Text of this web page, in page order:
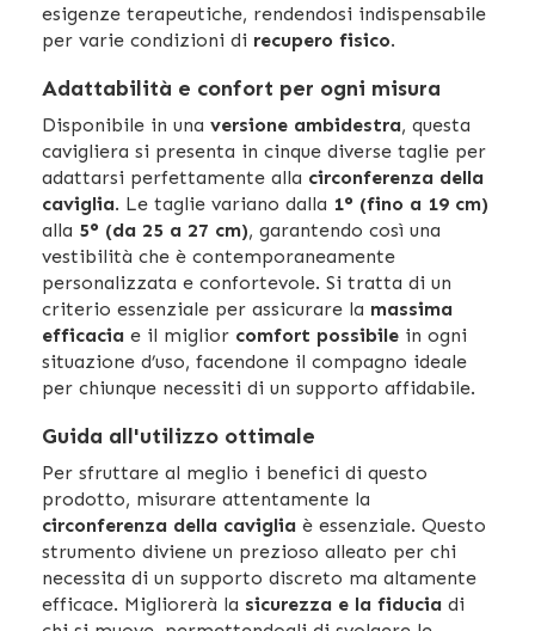
esigenze terapeutiche, rendendosi indispensabile
per varie condizioni di recupero fisico.
Adattabilità e confort per ogni misura
Disponibile in una versione ambidestra, questa
cavigliera si presenta in cinque diverse taglie per
adattarsi perfettamente alla circonferenza della
caviglia. Le taglie variano dalla 1° (fino a 19 cm)
alla 5° (da 25 a 27 cm), garantendo così una
vestibilità che è contemporaneamente
personalizzata e confortevole. Si tratta di un
criterio essenziale per assicurare la massima
efficacia e il miglior comfort possibile in ogni
situazione d’uso, facendone il compagno ideale
per chiunque necessiti di un supporto affidabile.
Guida all'utilizzo ottimale
Per sfruttare al meglio i benefici di questo
prodotto, misurare attentamente la
circonferenza della caviglia è essenziale. Questo
strumento diviene un prezioso alleato per chi
necessita di un supporto discreto ma altamente
efficace. Migliorerà la sicurezza e la fiducia di